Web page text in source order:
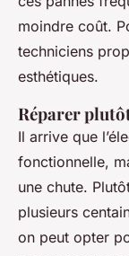
moindre coût.
techniciens
esthétiques.
Réparer
Il arrive que
fonctionnelle,
une chute.
plusieurs
on peut opter